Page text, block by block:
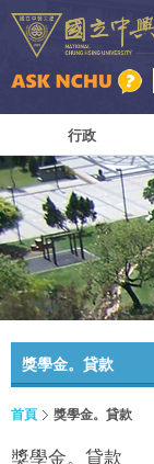
行政
獎學金。貸款
首頁 獎學金。貸款
獎學金。貸款